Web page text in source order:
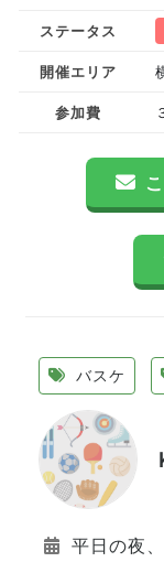
ステータス
開催エリア
参加費
バスケ
平日の夜